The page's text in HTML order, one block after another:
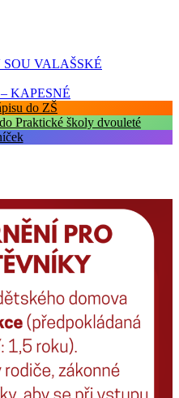
VALAŠSKÉ
KAPESNÉ
do ZŠ
Praktické školy dvouleté